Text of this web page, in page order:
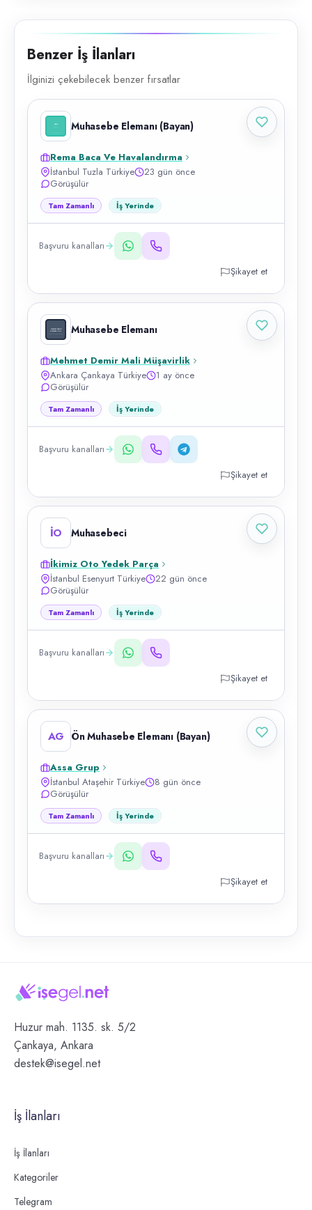
Benzer İş İlanları
İlginizi çekebilecek benzer fırsatlar
Muhasebe Elemanı (Bayan)
Rema Baca Ve Havalandırma
İstanbul Tuzla Türkiye
23 gün önce
Görüşülür
Tam Zamanlı İş Yerinde
Başvuru kanalları
Şikayet et
Muhasebe Elemanı
Mehmet Demir Mali Müşavirlik
Ankara Çankaya Türkiye
1 ay önce
Görüşülür
Tam Zamanlı İş Yerinde
Başvuru kanalları
Şikayet et
İO Muhasebeci
İkimiz Oto Yedek Parça
İstanbul Esenyurt Türkiye
22 gün önce
Görüşülür
Tam Zamanlı İş Yerinde
Başvuru kanalları
Şikayet et
AG Ön Muhasebe Elemanı (Bayan)
Assa Grup
İstanbul Ataşehir Türkiye
8 gün önce
Görüşülür
Tam Zamanlı İş Yerinde
Başvuru kanalları
Şikayet et
Huzur mah. 1135. sk. 5/2
Çankaya, Ankara
destek@isegel.net
İş İlanları
İş İlanları
Kategoriler
Telegram